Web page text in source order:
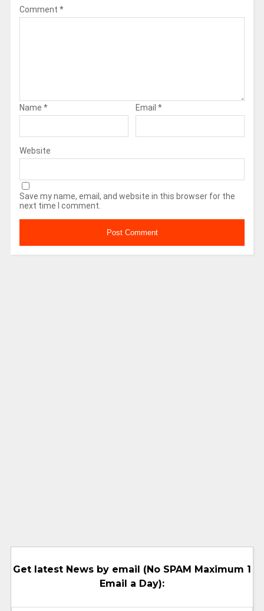
Comment *
Name * Email *
Website
Save my name, email, and website in this browser for the
next time I comment.
Get latest News by email (No SPAM Maximum 1
Email a Day):